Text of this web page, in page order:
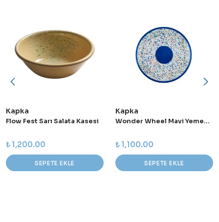
Kapka
Flow Fest Sarı Salata Kasesi
₺ 1,200.00
SEPETE EKLE
Kapka
Wonder Wheel Mavi Yemek Tabağı
₺ 1,100.00
SEPETE EKLE